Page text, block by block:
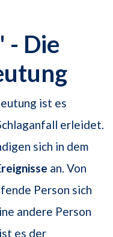
- Die
ist es
erleidet.
sich in dem
an. Von
Person sich
andere Person
es der